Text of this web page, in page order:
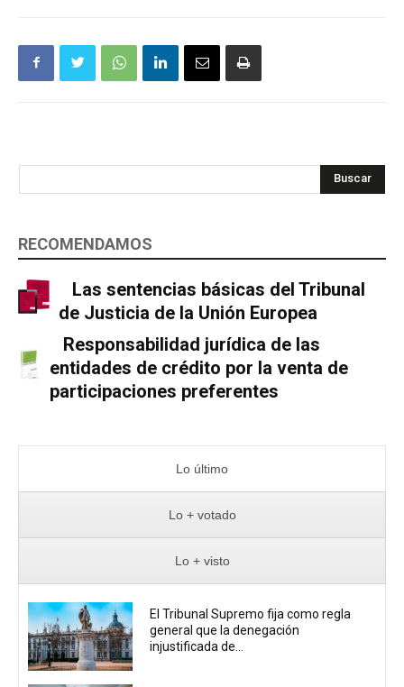
Buscar
RECOMENDAMOS
Las sentencias básicas del Tribunal
de Justicia de la Unión Europea
Responsabilidad jurídica de las
entidades de crédito por la venta de
participaciones preferentes
Lo último
Lo + votado
Lo + visto
El Tribunal Supremo fija como regla
general que la denegación
injustificada de...